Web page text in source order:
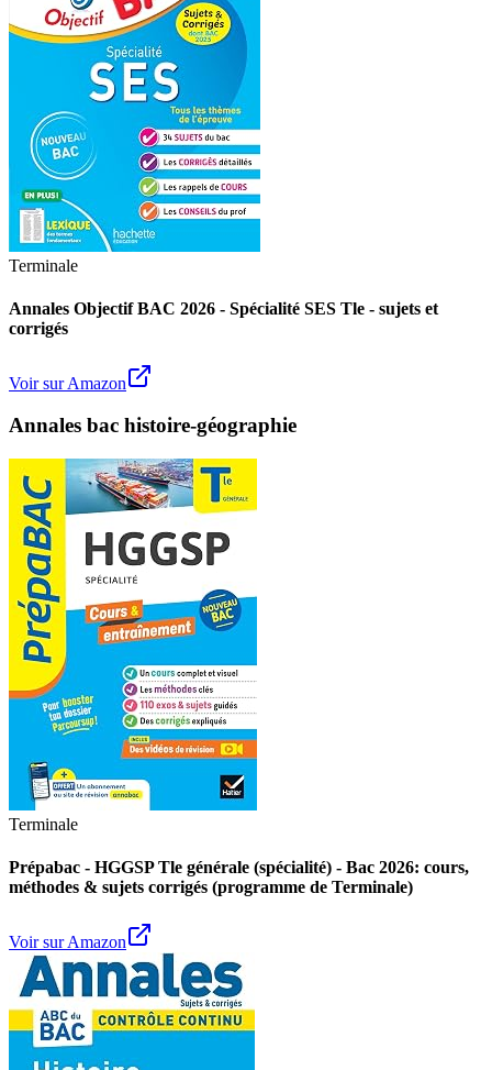
Terminale
Annales Objectif BAC 2026 - Spécialité SES Tle - sujets et
corrigés
Voir sur Amazon
Annales bac histoire-géographie
Terminale
Prépabac - HGGSP Tle générale (spécialité) - Bac 2026: cours,
méthodes & sujets corrigés (programme de Terminale)
Voir sur Amazon